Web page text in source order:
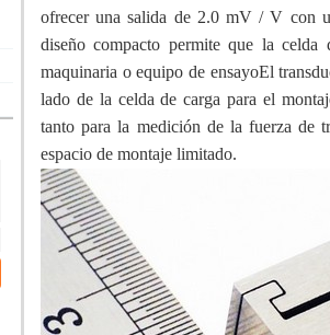
ofrecer una salida de 2.0 mV / V con
diseño compacto permite que la
maquinaria o equipo de ensayoEl
lado de la celda de carga para el
tanto para la medición de la fuerza de
espacio de montaje limitado.